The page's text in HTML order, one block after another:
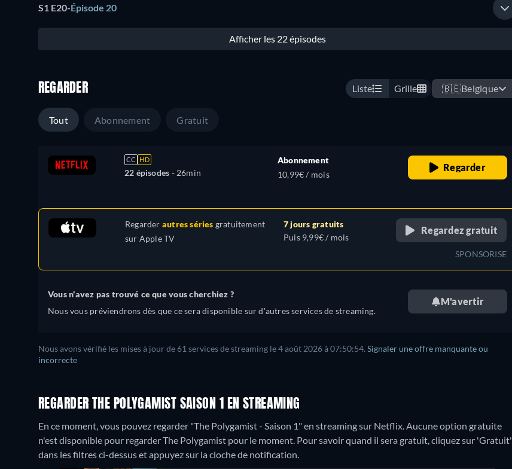
S1 E20-Épisode 20
Afficher les 22 épisodes
REGARDER Liste Grille 🇧🇪Belgique
Tout Abonnement Gratuit
CC HD
22 épisodes - 26min
Abonnement
10,99€ / mois
Regarder
Regarder autres séries gratuitement
sur Apple TV
7 jours gratuits
Puis 9,99€ / mois
Regardez gratuit
SPONSORISE
Vous n'avez pas trouvé ce que vous cherchiez ?
Nous vous préviendrons dès que ce sera disponible sur d'autres services de streaming.
M'avertir
Nous avons vérifié les mises à jour de 61 services de streaming le 4 août 2026 à 07:50:54. Signaler une offre manquante ou
incorrecte
REGARDER THE POLYGAMIST SAISON 1 EN STREAMING
En ce moment, vous pouvez regarder "The Polygamist - Saison 1" en streaming sur Netflix. Aucune option gratuite
n'est disponible pour regarder The Polygamist pour le moment. Pour savoir quand il sera gratuit, cliquez sur 'Gratuit'
dans les filtres ci-dessus et appuyez sur la cloche de notification.